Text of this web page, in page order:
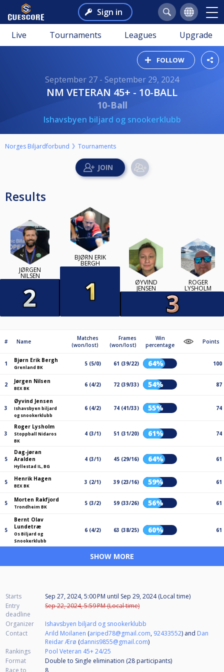
Sign in
Live Tournaments Leagues Upgrade
FOLLOW
September 27 - September 29, 2024
NM VETERAN 45+ - 10-BALL
10-Ball
Ishavsbyen biljard og snookerklubb
Norges Biljardforbund Tournaments
Results
JØRGEN
NILSEN
BJØRN ERIK
BERGH
ØYVIND
JENSEN
ROGER
LYSHOLM
# Name
Matches
(won/lost)
Frames
(won/lost)
Win
percentage
Points
1 Bjørn Erik Bergh
Grenland BK
5 (5/0) 61 (39/22) 64% 100
2 Jørgen Nilsen
BEX BK
6 (4/2) 72 (39/33) 54% 87
3
Øyvind Jensen
Ishavsbyen biljard
og snookerklubb
6 (4/2) 74 (41/33) 55% 74
3
Roger Lysholm
Stoppball Nidaros
BK
4 (3/1) 51 (31/20) 61% 74
5
Dag-jøran
Aralden
Hyllestad IL, BG
4 (3/1) 45 (29/16) 64% 61
5 Henrik Hagen
BEX BK
3 (2/1) 39 (23/16) 59% 61
5 Morten Rakfjord
Trondheim BK
5 (3/2) 59 (33/26) 56% 61
5
Bernt Olav
Lundetræ
Os Biljard og
Snookerklubb
6 (4/2) 63 (38/25) 60% 61
SHOW MORE
Starts Sep 27, 2024, 5:00 PM until Sep 29, 2024 (Local time)
Entry
deadline
Sep 22, 2024, 5:59 PM (Local time)
Organizer
Ishavsbyen biljard og snookerklubb
Contact
Arild Moilanen (ariped78@gmail.com, 92433552) and Dan
Reidar Ærø (dannis9855@gmail.com)
Rankings
Pool Veteran 45+ 24/25
Format
Double to Single elimination (28 participants)